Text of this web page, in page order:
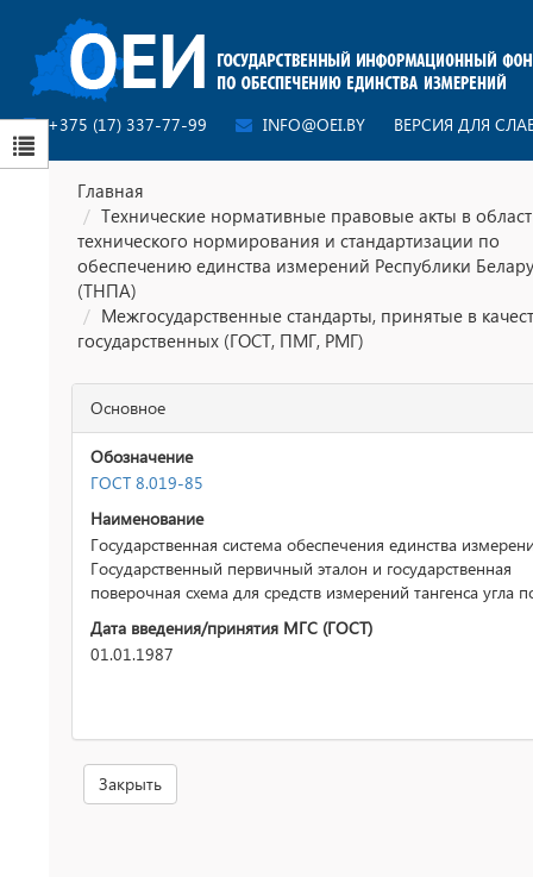
+375 (17) 337-77-99 INFO@OEI.BY ВЕРСИЯ ДЛЯ
Главная
Технические нормативные правовые акты в
технического нормирования и стандартизации по
обеспечению единства измерений Республики
(ТНПА)
Межгосударственные стандарты, принятые в
государственных (ГОСТ, ПМГ, РМГ)
Основное
Обозначение
ГОСТ 8.019-85
Наименование
Государственная система обеспечения единства
Государственный первичный эталон и государственная
поверочная схема для средств измерений тангенса угла
Дата введения/принятия МГС (ГОСТ)
01.01.1987
Закрыть